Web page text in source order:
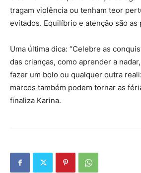
tragam violência ou tenham teor
evitados. Equilíbrio e atenção são as
Uma última dica: “Celebre as
das crianças, como aprender a
fazer um bolo ou qualquer outra
marcos também podem tornar as
finaliza Karina.